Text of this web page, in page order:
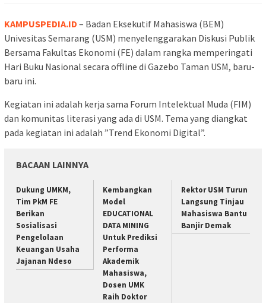
KAMPUSPEDIA.ID – Badan Eksekutif Mahasiswa (BEM)
Univesitas Semarang (USM) menyelenggarakan Diskusi Publik
Bersama Fakultas Ekonomi (FE) dalam rangka memperingati
Hari Buku Nasional secara offline di Gazebo Taman USM, baru-
baru ini.
Kegiatan ini adalah kerja sama Forum Intelektual Muda (FIM)
dan komunitas literasi yang ada di USM. Tema yang diangkat
pada kegiatan ini adalah ”Trend Ekonomi Digital”.
BACAAN LAINNYA
Dukung UMKM,
Tim PkM FE
Berikan
Sosialisasi
Pengelolaan
Keuangan Usaha
Jajanan Ndeso
Kembangkan
Model
EDUCATIONAL
DATA MINING
Untuk Prediksi
Performa
Akademik
Mahasiswa,
Dosen UMK
Raih Doktor
Rektor USM Turun
Langsung Tinjau
Mahasiswa Bantu
Banjir Demak